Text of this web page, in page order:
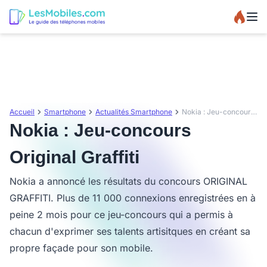
Accueil Smartphone Actualités Smartphone Nokia : Jeu-concours Original Graffiti
Nokia : Jeu-concours
Original Graffiti
Nokia a annoncé les résultats du concours ORIGINAL
GRAFFITI. Plus de 11 000 connexions enregistrées en à
peine 2 mois pour ce jeu-concours qui a permis à
chacun d'exprimer ses talents artisitques en créant sa
propre façade pour son mobile.